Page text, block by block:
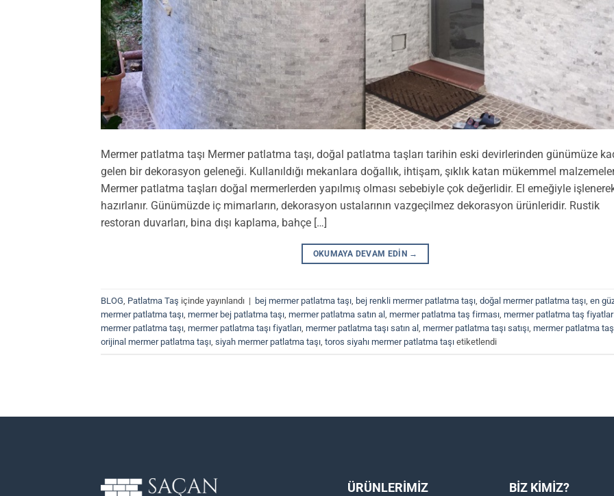
Mermer patlatma taşı Mermer patlatma taşı, doğal patlatma taşları tarihin eski devirlerinden günümüze
gelen bir dekorasyon geleneği. Kullanıldığı mekanlara doğallık, ihtişam, şıklık katan mükemmel
Mermer patlatma taşları doğal mermerlerden yapılmış olması sebebiyle çok değerlidir. El emeğiyle
hazırlanır. Günümüzde iç mimarların, dekorasyon ustalarının vazgeçilmez dekorasyon ürünleridir. Rustik
restoran duvarları, bina dışı kaplama, bahçe […]
OKUMAYA DEVAM EDIN →
BLOG Patlatma Taş içinde yayınlandı | bej mermer patlatma taşı bej renkli mermer patlatma taşı doğal mermer patlatma taşı en
mermer patlatma taşı mermer bej patlatma taşı mermer patlatma satın al mermer patlatma taş firması mermer patlatma taş
mermer patlatma taşı mermer patlatma taşı fiyatları mermer patlatma taşı satın al mermer patlatma taşı satışı mermer patlatma
orijinal mermer patlatma taşı siyah mermer patlatma taşı toros siyahı mermer patlatma taşı etiketlendi
ÜRÜNLERİMİZ BİZ KİMİZ?